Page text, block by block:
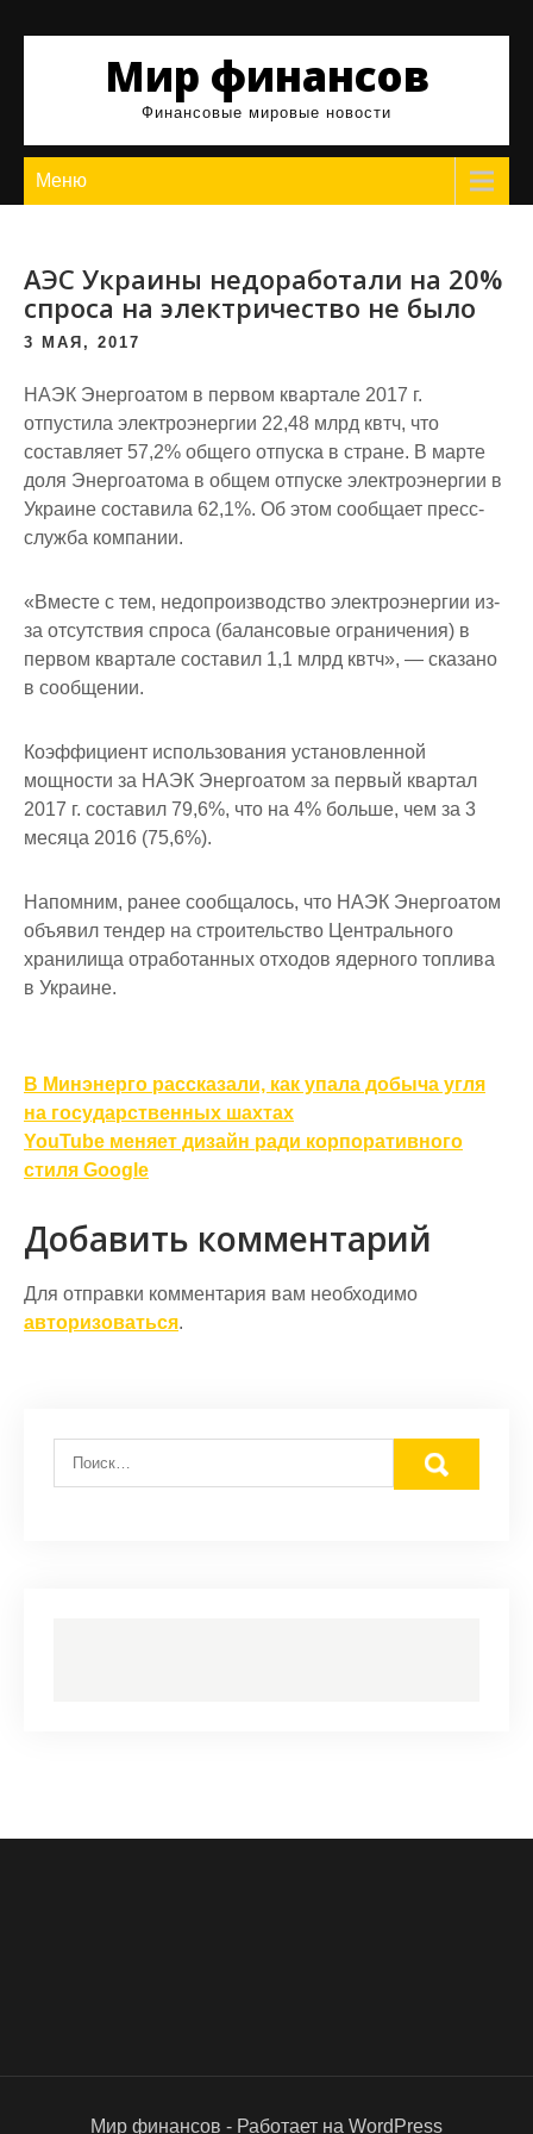
Мир финансов
Финансовые мировые новости
Меню
АЭС Украины недоработали на 20%
спроса на электричество не было
3 МАЯ, 2017
НАЭК Энергоатом в первом квартале 2017 г.
отпустила электроэнергии 22,48 млрд квтч, что
составляет 57,2% общего отпуска в стране. В марте
доля Энергоатома в общем отпуске электроэнергии в
Украине составила 62,1%. Об этом сообщает пресс-
служба компании.
«Вместе с тем, недопроизводство электроэнергии из-
за отсутствия спроса (балансовые ограничения) в
первом квартале составил 1,1 млрд квтч», — сказано
в сообщении.
Коэффициент использования установленной
мощности за НАЭК Энергоатом за первый квартал
2017 г. составил 79,6%, что на 4% больше, чем за 3
месяца 2016 (75,6%).
Напомним, ранее сообщалось, что НАЭК Энергоатом
объявил тендер на строительство Центрального
хранилища отработанных отходов ядерного топлива
в Украине.
Навигация
по
записям
В Минэнерго рассказали, как упала добыча угля
на государственных шахтах
YouTube меняет дизайн ради корпоративного
стиля Google
Добавить комментарий
Для отправки комментария вам необходимо
авторизоваться.
Мир финансов - Работает на WordPress